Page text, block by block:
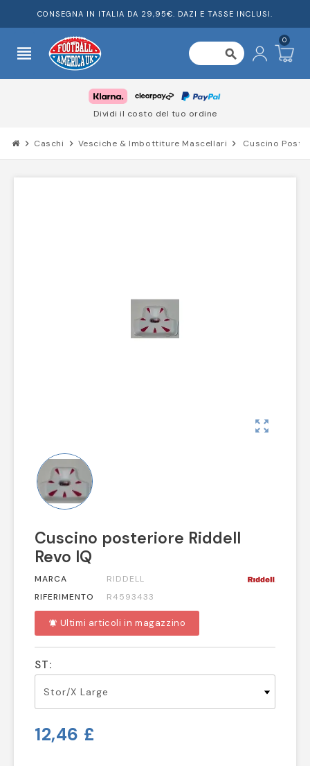
CONSEGNA IN ITALIA DA 29,95€. DAZI E TASSE INCLUSI.
view_headline search
0
Dividi il costo del tuo ordine
chevron_right Caschi chevron_right Vesciche & Imbottiture Mascellari chevron_right Cuscino
zoom_out_map
Cuscino posteriore Riddell
Revo IQ
MARCA
RIDDELL
RIFERIMENTO
R4593433
notifications_active Ultimi articoli in magazzino
ST:
12,46 £